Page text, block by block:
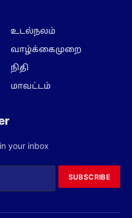
உடல்நலம்
வாழ்க்கைமுறை
நிதி
மாவட்டம்
your inbox
SUBSCRIBE